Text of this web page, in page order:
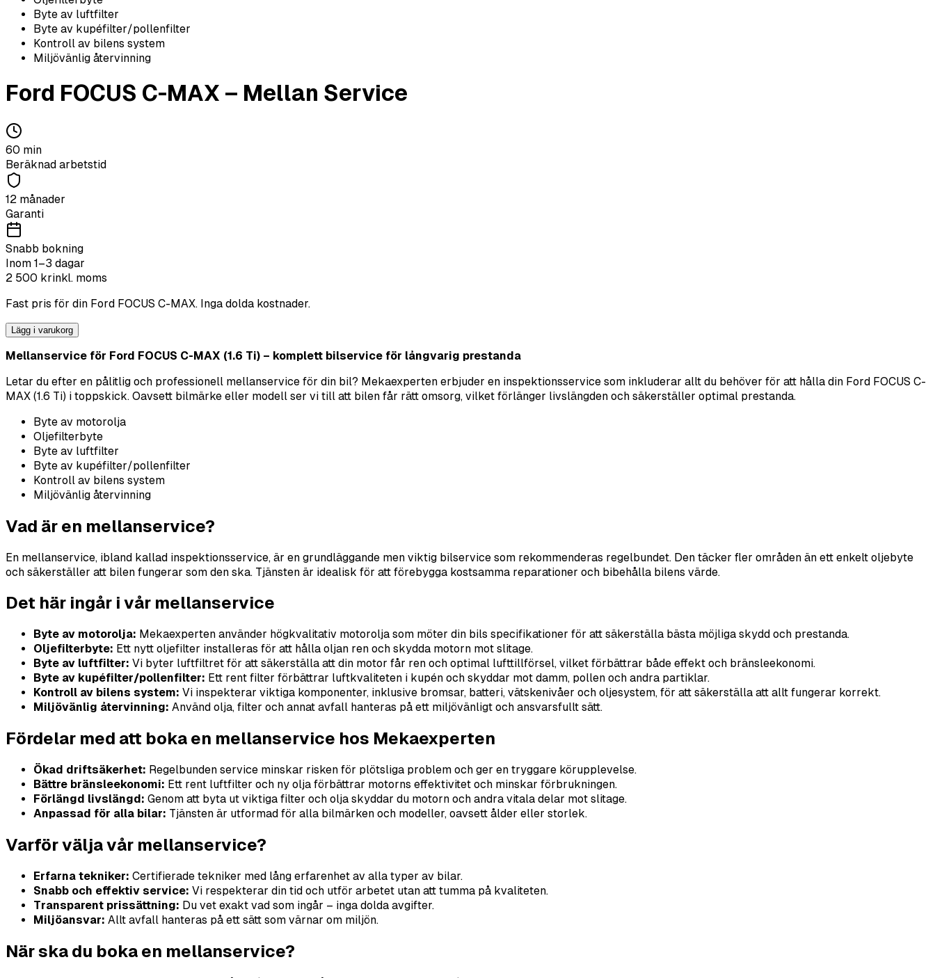
Byte av luftfilter
Byte av kupéfilter/pollenfilter
Kontroll av bilens system
Miljövänlig återvinning
Ford FOCUS C-MAX – Mellan Service
60 min
Beräknad arbetstid
12 månader
Garanti
Snabb bokning
Inom 1–3 dagar
2 500 krinkl. moms
Fast pris för din Ford FOCUS C-MAX. Inga dolda kostnader.
Lägg i varukorg
Mellanservice för Ford FOCUS C-MAX (1.6 Ti) – komplett bilservice för långvarig prestanda
Letar du efter en pålitlig och professionell mellanservice för din bil? Mekaexperten erbjuder en inspektionsservice som inkluderar allt du behöver för att hålla din Ford FOCUS C-
MAX (1.6 Ti) i toppskick. Oavsett bilmärke eller modell ser vi till att bilen får rätt omsorg, vilket förlänger livslängden och säkerställer optimal prestanda.
Byte av motorolja
Oljefilterbyte
Byte av luftfilter
Byte av kupéfilter/pollenfilter
Kontroll av bilens system
Miljövänlig återvinning
Vad är en mellanservice?
En mellanservice, ibland kallad inspektionsservice, är en grundläggande men viktig bilservice som rekommenderas regelbundet. Den täcker fler områden än ett enkelt oljebyte
och säkerställer att bilen fungerar som den ska. Tjänsten är idealisk för att förebygga kostsamma reparationer och bibehålla bilens värde.
Det här ingår i vår mellanservice
Byte av motorolja: Mekaexperten använder högkvalitativ motorolja som möter din bils specifikationer för att säkerställa bästa möjliga skydd och prestanda.
Oljefilterbyte: Ett nytt oljefilter installeras för att hålla oljan ren och skydda motorn mot slitage.
Byte av luftfilter: Vi byter luftfiltret för att säkerställa att din motor får ren och optimal lufttillförsel, vilket förbättrar både effekt och bränsleekonomi.
Byte av kupéfilter/pollenfilter: Ett rent filter förbättrar luftkvaliteten i kupén och skyddar mot damm, pollen och andra partiklar.
Kontroll av bilens system: Vi inspekterar viktiga komponenter, inklusive bromsar, batteri, vätskenivåer och oljesystem, för att säkerställa att allt fungerar korrekt.
Miljövänlig återvinning: Använd olja, filter och annat avfall hanteras på ett miljövänligt och ansvarsfullt sätt.
Fördelar med att boka en mellanservice hos Mekaexperten
Ökad driftsäkerhet: Regelbunden service minskar risken för plötsliga problem och ger en tryggare körupplevelse.
Bättre bränsleekonomi: Ett rent luftfilter och ny olja förbättrar motorns effektivitet och minskar förbrukningen.
Förlängd livslängd: Genom att byta ut viktiga filter och olja skyddar du motorn och andra vitala delar mot slitage.
Anpassad för alla bilar: Tjänsten är utformad för alla bilmärken och modeller, oavsett ålder eller storlek.
Varför välja vår mellanservice?
Erfarna tekniker: Certifierade tekniker med lång erfarenhet av alla typer av bilar.
Snabb och effektiv service: Vi respekterar din tid och utför arbetet utan att tumma på kvaliteten.
Transparent prissättning: Du vet exakt vad som ingår – inga dolda avgifter.
Miljöansvar: Allt avfall hanteras på ett sätt som värnar om miljön.
När ska du boka en mellanservice?